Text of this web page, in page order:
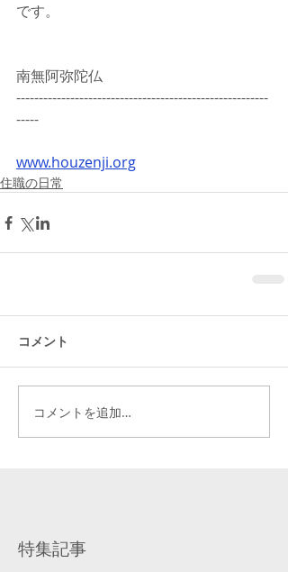
です。
南無阿弥陀仏
--------------------------------------------------------
-----
www.houzenji.org
住職の日常
コメント
コメントを追加…
特集記事